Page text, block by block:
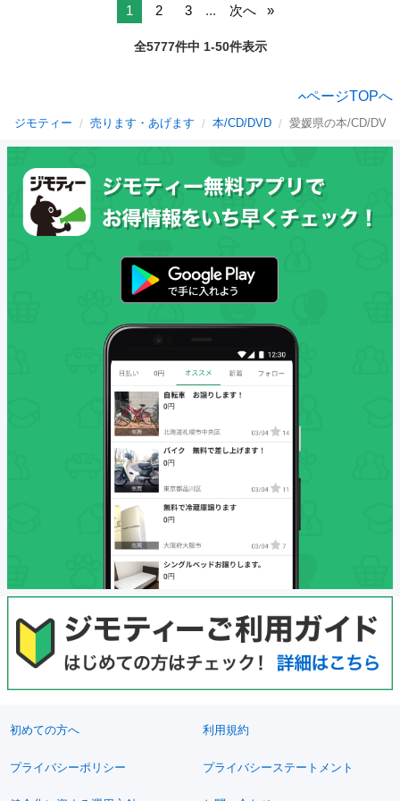
1 2 3 ... 次へ
全5777件中 1-50件表示
ページTOPへ
ジモティー 売ります・あげます 本/CD/DVD 愛媛県の本/CD/DVD
初めての方へ 利用規約
プライバシーポリシー プライバシーステートメント